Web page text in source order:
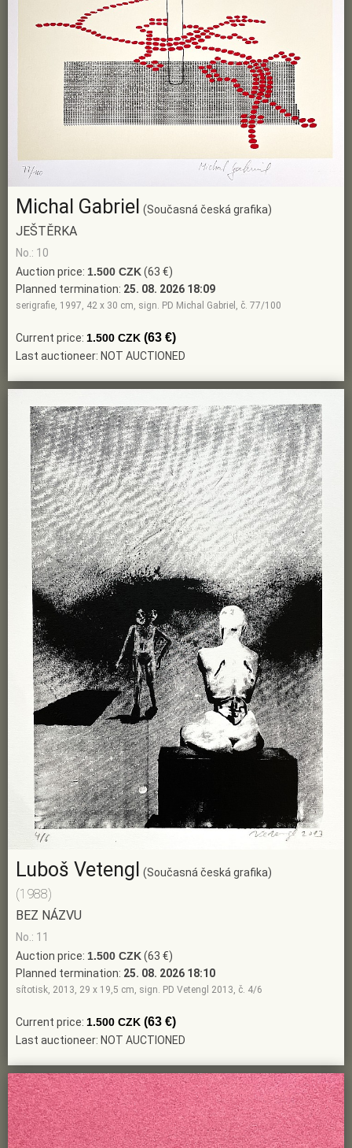
Michal Gabriel (Současná česká grafika)
JEŠTĚRKA
No.: 10
Auction price: 1.500 CZK(63 €)
Planned termination: 25. 08. 2026 18:09
serigrafie, 1997, 42 x 30 cm, sign. PD Michal Gabriel, č. 77/100
Current price: 1.500 CZK (63 €)
Last auctioneer: NOT AUCTIONED
Luboš Vetengl (Současná česká grafika)
(1988)
BEZ NÁZVU
No.: 11
Auction price: 1.500 CZK(63 €)
Planned termination: 25. 08. 2026 18:10
sítotisk, 2013, 29 x 19,5 cm, sign. PD Vetengl 2013, č. 4/6
Current price: 1.500 CZK (63 €)
Last auctioneer: NOT AUCTIONED